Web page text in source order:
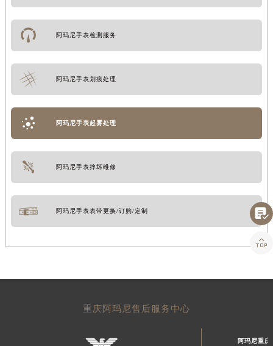
阿玛尼手表检测服务
阿玛尼手表划痕处理
阿玛尼手表起雾处理
阿玛尼手表摔坏维修
阿玛尼手表表带更换/订购/定制
重庆阿玛尼售后服务中心
阿玛尼重

